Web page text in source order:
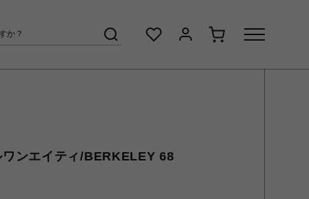
ンエイティ/BERKELEY 68